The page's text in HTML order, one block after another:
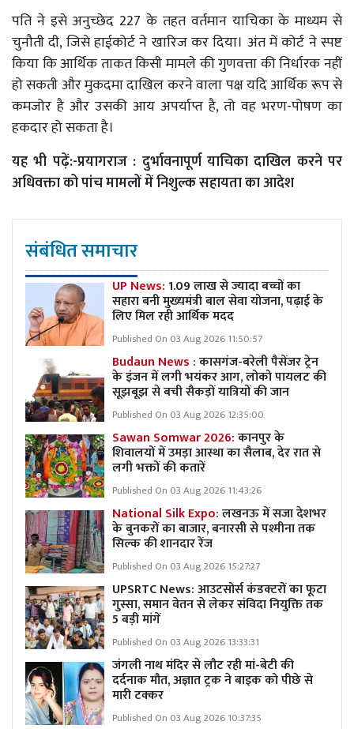
पति ने इसे अनुच्छेद 227 के तहत वर्तमान याचिका के माध्यम से
चुनौती दी, जिसे हाईकोर्ट ने खारिज कर दिया। अंत में कोर्ट ने स्पष्ट
किया कि आर्थिक ताकत किसी मामले की गुणवत्ता की निर्धारक नहीं
हो सकती और मुकदमा दाखिल करने वाला पक्ष यदि आर्थिक रूप से
कमजोर है और उसकी आय अपर्याप्त है, तो वह भरण-पोषण का
हकदार हो सकता है।
यह भी पढ़ें:-प्रयागराज : दुर्भावनापूर्ण याचिका दाखिल करने पर
अधिवक्ता को पांच मामलों में निशुल्क सहायता का आदेश
संबंधित समाचार
UP News:1.09 लाख से ज्यादा बच्चों का
सहारा बनी मुख्यमंत्री बाल सेवा योजना, पढ़ाई के
लिए मिल रही आर्थिक मदद
Published On 03 Aug 2026 11:50:57
Budaun News :कासगंज-बरेली पैसेंजर ट्रेन
के इंजन में लगी भयंकर आग, लोको पायलट की
सूझबूझ से बची सैकड़ों यात्रियों की जान
Published On 03 Aug 2026 12:35:00
Sawan Somwar 2026:कानपुर के
शिवालयों में उमड़ा आस्था का सैलाब, देर रात से
लगी भक्तों की कतारें
Published On 03 Aug 2026 11:43:26
National Silk Expo:लखनऊ में सजा देशभर
के बुनकरों का बाजार, बनारसी से पश्मीना तक
सिल्क की शानदार रेंज
Published On 03 Aug 2026 15:27:27
UPSRTC News: आउटसोर्स कंडक्टरों का फूटा
गुस्सा, समान वेतन से लेकर संविदा नियुक्ति तक
5 बड़ी मांगें
Published On 03 Aug 2026 13:33:31
जंगली नाथ मंदिर से लौट रही मां-बेटी की
दर्दनाक मौत, अज्ञात ट्रक ने बाइक को पीछे से
मारी टक्कर
Published On 03 Aug 2026 10:37:35